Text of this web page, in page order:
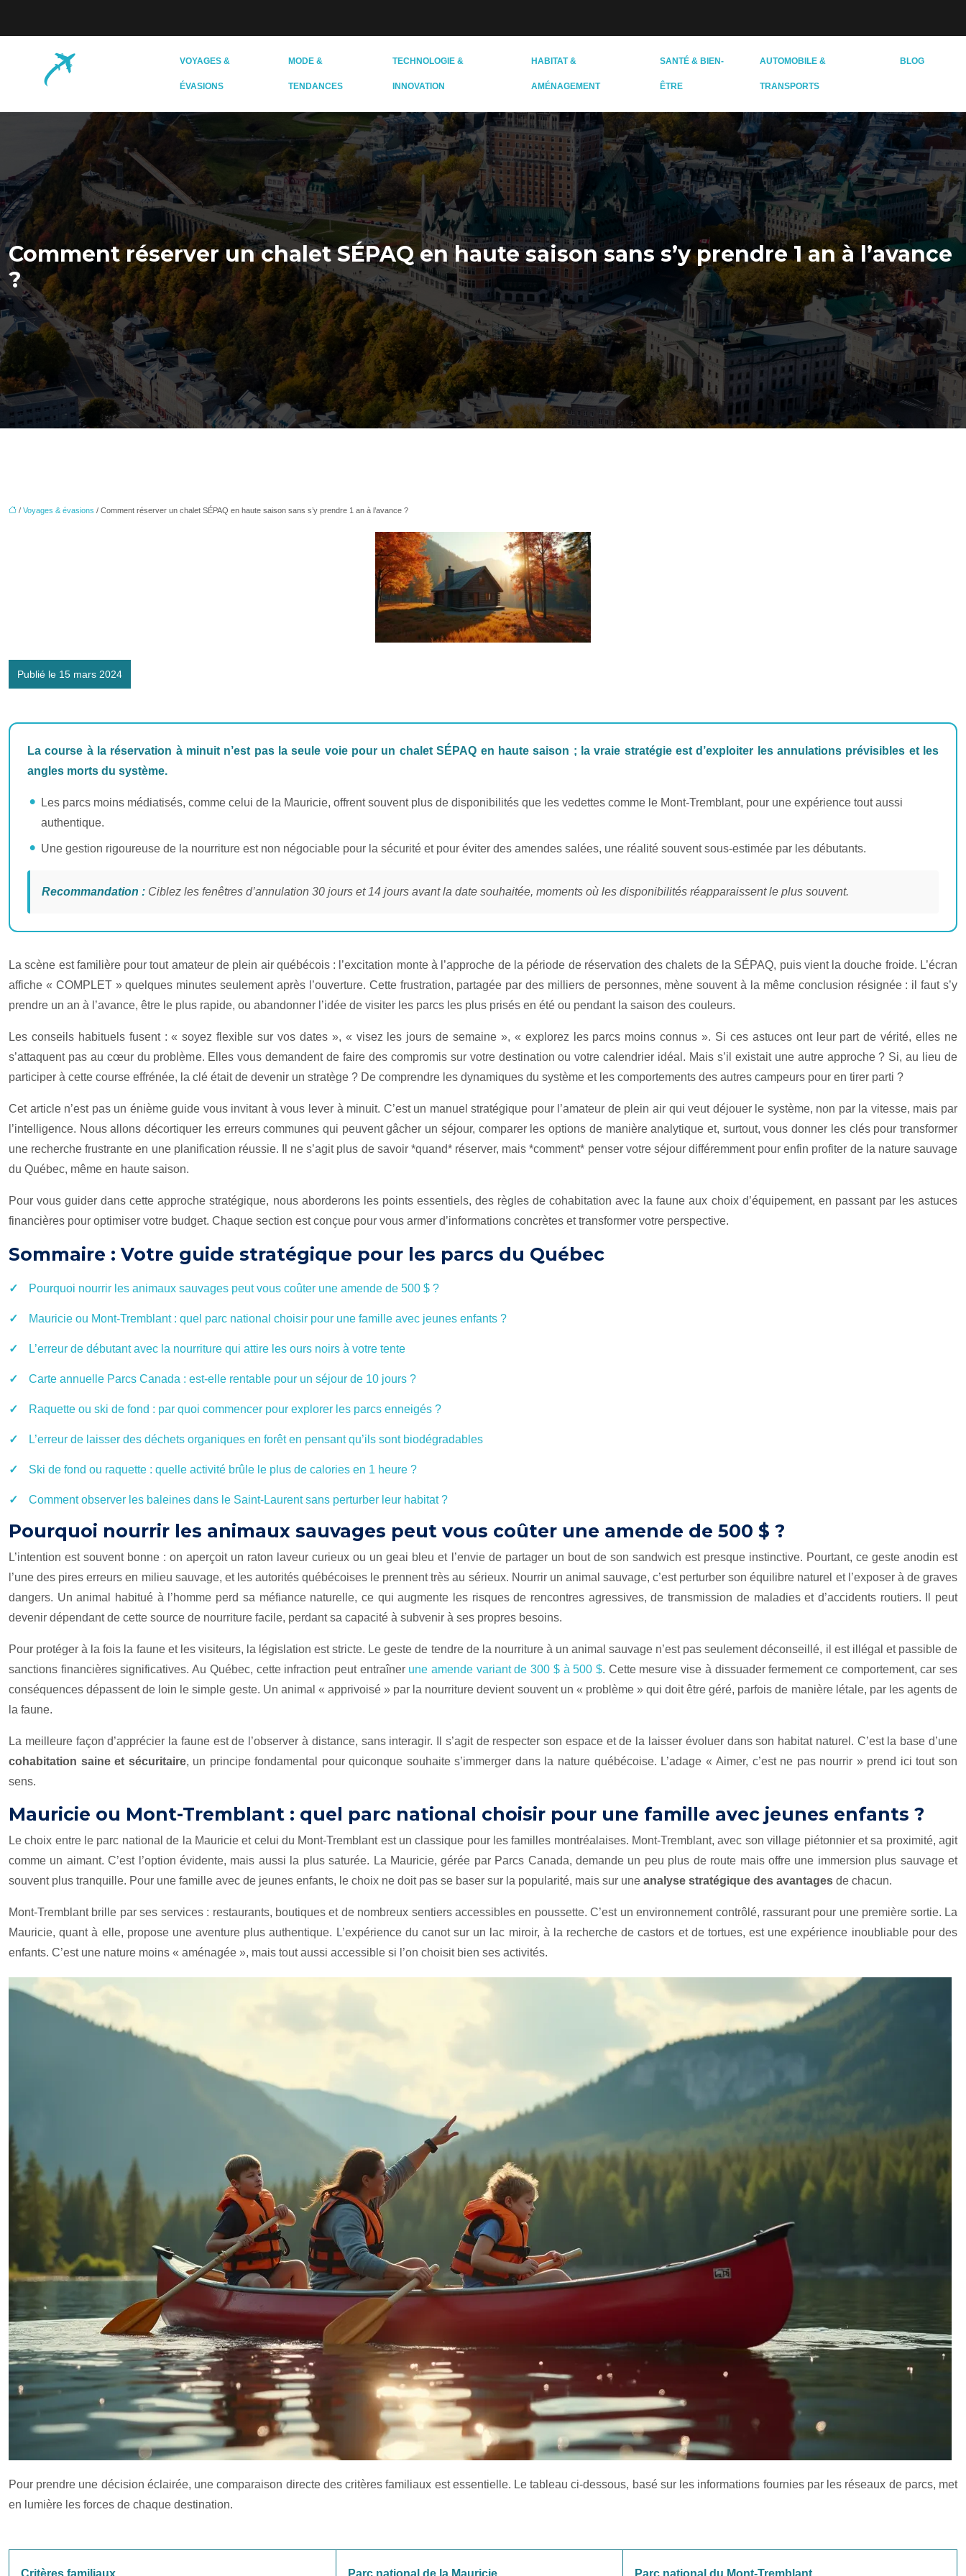
VOYAGES &
ÉVASIONS
MODE &
TENDANCES
TECHNOLOGIE &
INNOVATION
HABITAT &
AMÉNAGEMENT
SANTÉ & BIEN-
ÊTRE
AUTOMOBILE &
TRANSPORTS
BLOG
Comment réserver un chalet SÉPAQ en haute saison sans s’y prendre 1 an à l’avance
?
/ Voyages & évasions / Comment réserver un chalet SÉPAQ en haute saison sans s’y prendre 1 an à l’avance ?
Publié le 15 mars 2024
La course à la réservation à minuit n’est pas la seule voie pour un chalet SÉPAQ en haute saison ; la vraie stratégie est d’exploiter les annulations prévisibles et les
angles morts du système.
Les parcs moins médiatisés, comme celui de la Mauricie, offrent souvent plus de disponibilités que les vedettes comme le Mont-Tremblant, pour une expérience tout aussi
authentique.
Une gestion rigoureuse de la nourriture est non négociable pour la sécurité et pour éviter des amendes salées, une réalité souvent sous-estimée par les débutants.
Recommandation : Ciblez les fenêtres d’annulation 30 jours et 14 jours avant la date souhaitée, moments où les disponibilités réapparaissent le plus souvent.
La scène est familière pour tout amateur de plein air québécois : l’excitation monte à l’approche de la période de réservation des chalets de la SÉPAQ, puis vient la douche froide. L’écran
affiche « COMPLET » quelques minutes seulement après l’ouverture. Cette frustration, partagée par des milliers de personnes, mène souvent à la même conclusion résignée : il faut s’y
prendre un an à l’avance, être le plus rapide, ou abandonner l’idée de visiter les parcs les plus prisés en été ou pendant la saison des couleurs.
Les conseils habituels fusent : « soyez flexible sur vos dates », « visez les jours de semaine », « explorez les parcs moins connus ». Si ces astuces ont leur part de vérité, elles ne
s’attaquent pas au cœur du problème. Elles vous demandent de faire des compromis sur votre destination ou votre calendrier idéal. Mais s’il existait une autre approche ? Si, au lieu de
participer à cette course effrénée, la clé était de devenir un stratège ? De comprendre les dynamiques du système et les comportements des autres campeurs pour en tirer parti ?
Cet article n’est pas un énième guide vous invitant à vous lever à minuit. C’est un manuel stratégique pour l’amateur de plein air qui veut déjouer le système, non par la vitesse, mais par
l’intelligence. Nous allons décortiquer les erreurs communes qui peuvent gâcher un séjour, comparer les options de manière analytique et, surtout, vous donner les clés pour transformer
une recherche frustrante en une planification réussie. Il ne s’agit plus de savoir *quand* réserver, mais *comment* penser votre séjour différemment pour enfin profiter de la nature sauvage
du Québec, même en haute saison.
Pour vous guider dans cette approche stratégique, nous aborderons les points essentiels, des règles de cohabitation avec la faune aux choix d’équipement, en passant par les astuces
financières pour optimiser votre budget. Chaque section est conçue pour vous armer d’informations concrètes et transformer votre perspective.
Sommaire : Votre guide stratégique pour les parcs du Québec
Pourquoi nourrir les animaux sauvages peut vous coûter une amende de 500 $ ?
Mauricie ou Mont-Tremblant : quel parc national choisir pour une famille avec jeunes enfants ?
L’erreur de débutant avec la nourriture qui attire les ours noirs à votre tente
Carte annuelle Parcs Canada : est-elle rentable pour un séjour de 10 jours ?
Raquette ou ski de fond : par quoi commencer pour explorer les parcs enneigés ?
L’erreur de laisser des déchets organiques en forêt en pensant qu’ils sont biodégradables
Ski de fond ou raquette : quelle activité brûle le plus de calories en 1 heure ?
Comment observer les baleines dans le Saint-Laurent sans perturber leur habitat ?
Pourquoi nourrir les animaux sauvages peut vous coûter une amende de 500 $ ?
L’intention est souvent bonne : on aperçoit un raton laveur curieux ou un geai bleu et l’envie de partager un bout de son sandwich est presque instinctive. Pourtant, ce geste anodin est
l’une des pires erreurs en milieu sauvage, et les autorités québécoises le prennent très au sérieux. Nourrir un animal sauvage, c’est perturber son équilibre naturel et l’exposer à de graves
dangers. Un animal habitué à l’homme perd sa méfiance naturelle, ce qui augmente les risques de rencontres agressives, de transmission de maladies et d’accidents routiers. Il peut
devenir dépendant de cette source de nourriture facile, perdant sa capacité à subvenir à ses propres besoins.
Pour protéger à la fois la faune et les visiteurs, la législation est stricte. Le geste de tendre de la nourriture à un animal sauvage n’est pas seulement déconseillé, il est illégal et passible de
sanctions financières significatives. Au Québec, cette infraction peut entraîner une amende variant de 300 $ à 500 $. Cette mesure vise à dissuader fermement ce comportement, car ses
conséquences dépassent de loin le simple geste. Un animal « apprivoisé » par la nourriture devient souvent un « problème » qui doit être géré, parfois de manière létale, par les agents de
la faune.
La meilleure façon d’apprécier la faune est de l’observer à distance, sans interagir. Il s’agit de respecter son espace et de la laisser évoluer dans son habitat naturel. C’est la base d’une
cohabitation saine et sécuritaire, un principe fondamental pour quiconque souhaite s’immerger dans la nature québécoise. L’adage « Aimer, c’est ne pas nourrir » prend ici tout son
sens.
Mauricie ou Mont-Tremblant : quel parc national choisir pour une famille avec jeunes enfants ?
Le choix entre le parc national de la Mauricie et celui du Mont-Tremblant est un classique pour les familles montréalaises. Mont-Tremblant, avec son village piétonnier et sa proximité, agit
comme un aimant. C’est l’option évidente, mais aussi la plus saturée. La Mauricie, gérée par Parcs Canada, demande un peu plus de route mais offre une immersion plus sauvage et
souvent plus tranquille. Pour une famille avec de jeunes enfants, le choix ne doit pas se baser sur la popularité, mais sur une analyse stratégique des avantages de chacun.
Mont-Tremblant brille par ses services : restaurants, boutiques et de nombreux sentiers accessibles en poussette. C’est un environnement contrôlé, rassurant pour une première sortie. La
Mauricie, quant à elle, propose une aventure plus authentique. L’expérience du canot sur un lac miroir, à la recherche de castors et de tortues, est une expérience inoubliable pour des
enfants. C’est une nature moins « aménagée », mais tout aussi accessible si l’on choisit bien ses activités.
Pour prendre une décision éclairée, une comparaison directe des critères familiaux est essentielle. Le tableau ci-dessous, basé sur les informations fournies par les réseaux de parcs, met
en lumière les forces de chaque destination.
Critères familiaux Parc national de la Mauricie Parc national du Mont-Tremblant